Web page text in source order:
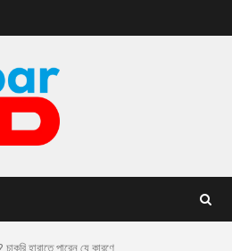
চাকরি হারাতে পারেন যে কারণে